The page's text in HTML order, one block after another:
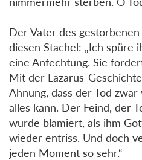
Der Vater des
diesen Stachel: „Ich spüre
eine Anfechtung. Sie
Mit der Lazarus-
Ahnung, dass der Tod
alles kann. Der Feind, der
wurde blamiert, als ihm
wieder entriss. Und doch
jeden Moment so sehr.“